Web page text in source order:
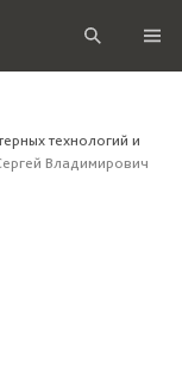
технологий и
Владимирович